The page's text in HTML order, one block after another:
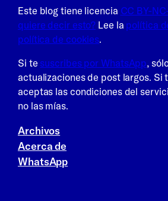
Este blog tiene licencia CC BY-
quiere decir esto? Lee la política
política de cookies.
Si te suscribes por WhatsApp,
actualizaciones de post largos. Si
aceptas las condiciones del
no las mías.
Archivos
Acerca de
WhatsApp